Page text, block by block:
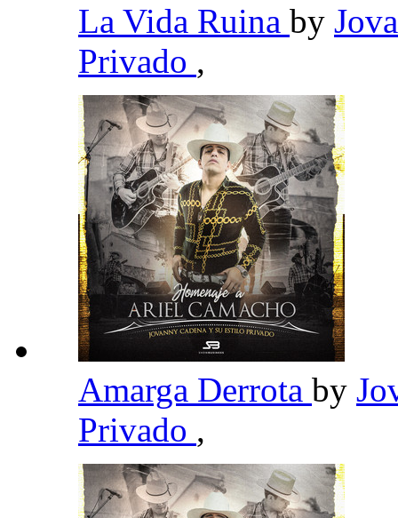
La Vida Ruina by
Privado ,
Amarga Derrota by
Privado ,